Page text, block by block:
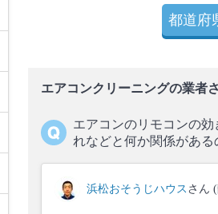
都道府
エアコンクリーニングの業者
エアコンのリモコンの
れなどと何か関係がある
浜松おそうじハウス さん